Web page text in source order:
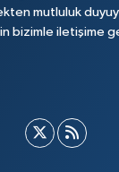
mutluluk
bizimle iletişime